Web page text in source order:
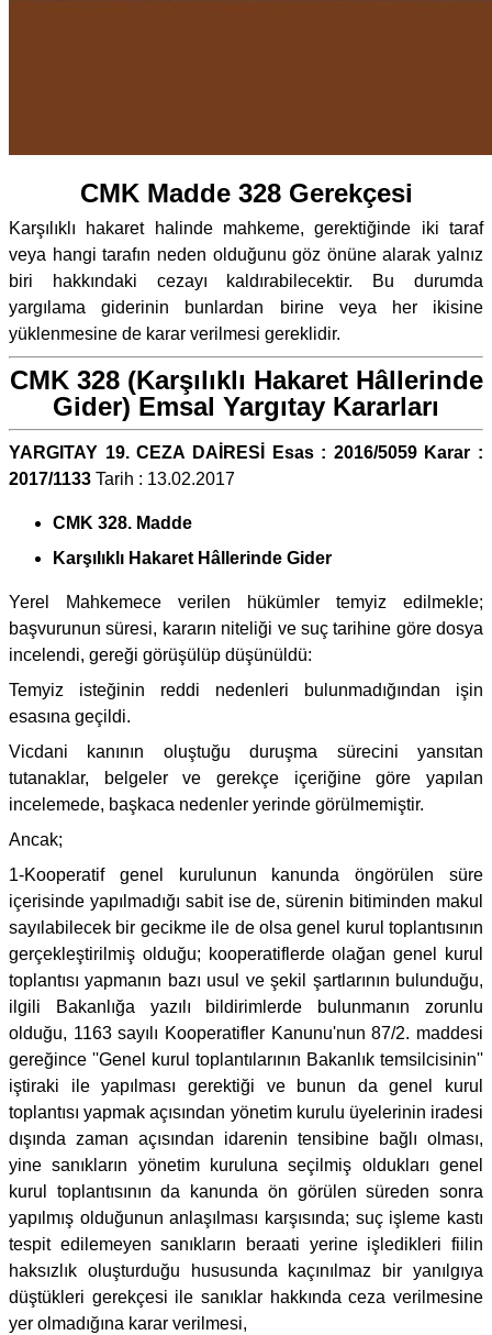
CMK Madde 328 Gerekçesi
Karşılıklı hakaret halinde mahkeme, gerektiğinde iki taraf
veya hangi tarafın neden olduğunu göz önüne alarak yalnız
biri hakkındaki cezayı kaldırabilecektir. Bu durumda
yargılama giderinin bunlardan birine veya her ikisine
yüklenmesine de karar verilmesi gereklidir.
CMK 328 (Karşılıklı Hakaret Hâllerinde
Gider) Emsal Yargıtay Kararları
YARGITAY 19. CEZA DAİRESİ Esas : 2016/5059 Karar :
2017/1133 Tarih : 13.02.2017
CMK 328. Madde
Karşılıklı Hakaret Hâllerinde Gider
Yerel Mahkemece verilen hükümler temyiz edilmekle;
başvurunun süresi, kararın niteliği ve suç tarihine göre dosya
incelendi, gereği görüşülüp düşünüldü:
Temyiz isteğinin reddi nedenleri bulunmadığından işin
esasına geçildi.
Vicdani kanının oluştuğu duruşma sürecini yansıtan
tutanaklar, belgeler ve gerekçe içeriğine göre yapılan
incelemede, başkaca nedenler yerinde görülmemiştir.
Ancak;
1-Kooperatif genel kurulunun kanunda öngörülen süre
içerisinde yapılmadığı sabit ise de, sürenin bitiminden makul
sayılabilecek bir gecikme ile de olsa genel kurul toplantısının
gerçekleştirilmiş olduğu; kooperatiflerde olağan genel kurul
toplantısı yapmanın bazı usul ve şekil şartlarının bulunduğu,
ilgili Bakanlığa yazılı bildirimlerde bulunmanın zorunlu
olduğu, 1163 sayılı Kooperatifler Kanunu'nun 87/2. maddesi
gereğince ''Genel kurul toplantılarının Bakanlık temsilcisinin''
iştiraki ile yapılması gerektiği ve bunun da genel kurul
toplantısı yapmak açısından yönetim kurulu üyelerinin iradesi
dışında zaman açısından idarenin tensibine bağlı olması,
yine sanıkların yönetim kuruluna seçilmiş oldukları genel
kurul toplantısının da kanunda ön görülen süreden sonra
yapılmış olduğunun anlaşılması karşısında; suç işleme kastı
tespit edilemeyen sanıkların beraati yerine işledikleri fiilin
haksızlık oluşturduğu hususunda kaçınılmaz bir yanılgıya
düştükleri gerekçesi ile sanıklar hakkında ceza verilmesine
yer olmadığına karar verilmesi,